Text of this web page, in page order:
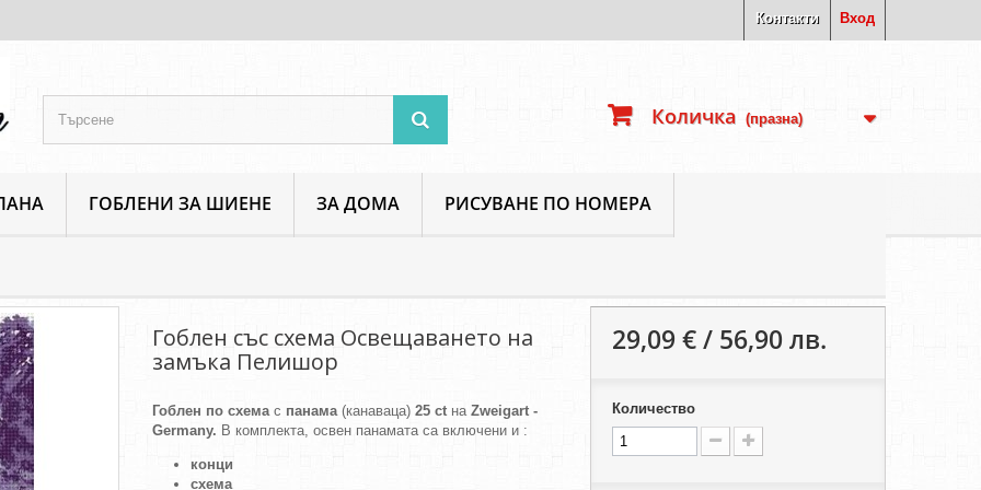
Вход
Контакти
ГОБЛЕНИ ЗА ШИЕНЕ ЗА ДОМА РИСУВАНЕ ПО НОМЕРА
Количка (празна)
Гоблен със схема Освещаването на
замъка Пелишор
Гоблен по схемас панама(канаваца) 25 ctна Zweigart -
Germany. В комплекта, освен панамата са включени и :
конци
схема
29,09 € / 56,90 лв.
Количество